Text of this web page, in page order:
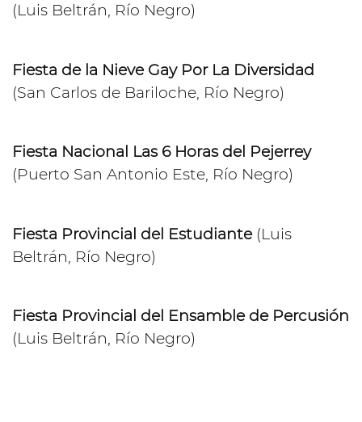
(Luis Beltrán, Río Negro)
Fiesta de la Nieve Gay Por La Diversidad
(San Carlos de Bariloche, Río Negro)
Fiesta Nacional Las 6 Horas del Pejerrey
(Puerto San Antonio Este, Río Negro)
Fiesta Provincial del Estudiante(Luis
Beltrán, Río Negro)
Fiesta Provincial del Ensamble de Percusión
(Luis Beltrán, Río Negro)